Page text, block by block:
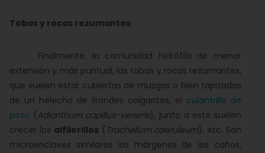
Tobas y rocas rezumantes
Finalmente, la comunidad hidrófila de menor
extensión y más puntual, las tobas y rocas rezumantes,
que suelen estar cubiertas de musgos o bien tapizadas
de un helecho de frondes colgantes, el culantrillo de
pozo (Adianthum capillus-veneris), junto a este suelen
crecer los alfilerillos ( Trachelium caeruleum), etc. Son
microenclaves similares los márgenes de los caños,